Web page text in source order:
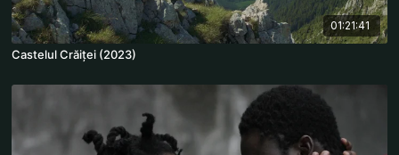
01:21:41
Castelul Crăiței (2023)